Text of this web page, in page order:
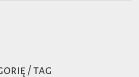
/ tag